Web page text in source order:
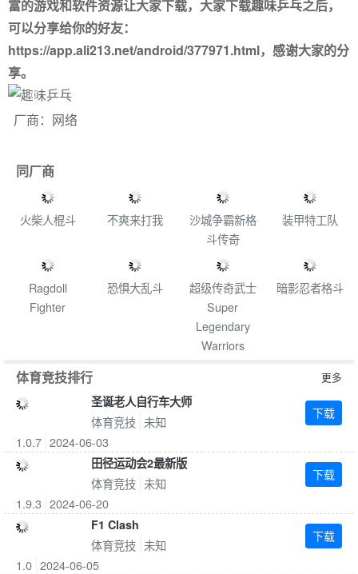
富的游戏和软件资源让大家下载，大家下载趣味乒乓之后，
可以分享给你的好友：
https://app.ali213.net/android/377971.html，感谢大家的分
享。
Previous
厂商：网络
同厂商
火柴人棍斗 不爽来打我
沙城争霸新格
斗传奇
装甲特工队
Ragdoll
Fighter
恐惧大乱斗
超级传奇武士
Super
Legendary
Warriors
暗影忍者格斗
体育竞技排行 更多
圣诞老人自行车大师
体育竞技 未知
1.0.7 2024-06-03
下载
田径运动会2最新版
体育竞技 未知
1.9.3 2024-06-20
下载
F1 Clash
体育竞技 未知
1.0 2024-06-05
下载